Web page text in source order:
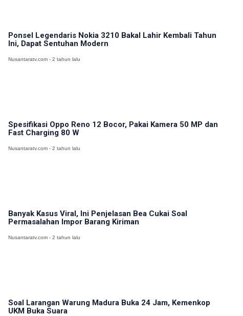
Ponsel Legendaris Nokia 3210 Bakal Lahir Kembali Tahun
Ini, Dapat Sentuhan Modern
Nusantaratv.com - 2 tahun lalu
Spesifikasi Oppo Reno 12 Bocor, Pakai Kamera 50 MP dan
Fast Charging 80 W
Nusantaratv.com - 2 tahun lalu
Banyak Kasus Viral, Ini Penjelasan Bea Cukai Soal
Permasalahan Impor Barang Kiriman
Nusantaratv.com - 2 tahun lalu
Soal Larangan Warung Madura Buka 24 Jam, Kemenkop
UKM Buka Suara